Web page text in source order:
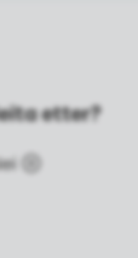
etter?